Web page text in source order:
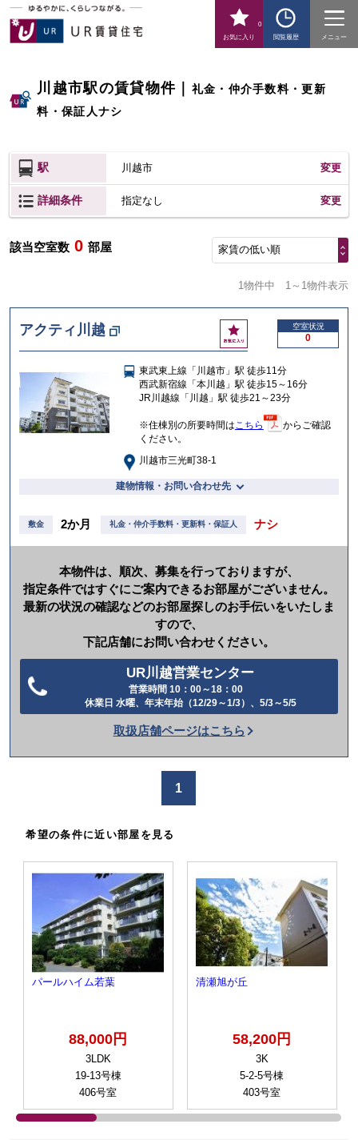
お気に入り
0
閲覧履歴
メニュー
川越市駅の賃貸物件
礼金・仲介手数料・更新
料・保証人ナシ
駅 川越市 変更
詳細条件 指定なし 変更
該当空室数 0 部屋 家賃の低い順
1物件中 1～1物件表示
アクティ川越
お
気
入
り
空室状況
0
東武東上線「川越市」駅 徒歩11分
西武新宿線「本川越」駅 徒歩15～16分
JR川越線「川越」駅 徒歩21～23分
※住棟別の所要時間はこちら
からご確認
ください。
川越市三光町38-1
建物情報・お問い合わせ先
敷金 2か月 礼金・仲介手数料・更新料・保証人 ナシ
本物件は、順次、募集を行っておりますが、
指定条件ではすぐにご案内できるお部屋がございません。
最新の状況の確認などのお部屋探しのお手伝いをいたしま
すので、
下記店舗にお問い合わせください。
UR川越営業センター
営業時間 10：00～18：00
休業日 水曜、年末年始（12/29～1/3）、5/3～5/5
話
か
取扱店舗ページはこちら
1
希望の条件に近い部屋を見る
パールハイム若葉
88,000円
3LDK
19-13号棟
406号室
清瀬旭が丘
58,200円
3K
5-2-5号棟
403号室